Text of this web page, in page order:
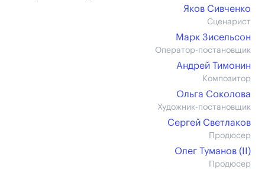
Яков Сивченко
Сценарист
Марк Зисельсон
Оператор-постановщик
Андрей Тимонин
Композитор
Ольга Соколова
Художник-постановщик
Сергей Светлаков
Продюсер
Олег Туманов (II)
Продюсер